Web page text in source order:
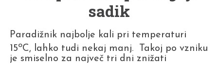
sadik
Paradižnik najbolje kali pri temperaturi
15oC, lahko tudi nekaj manj. Takoj po vzniku
je smiselno za največ tri dni znižati